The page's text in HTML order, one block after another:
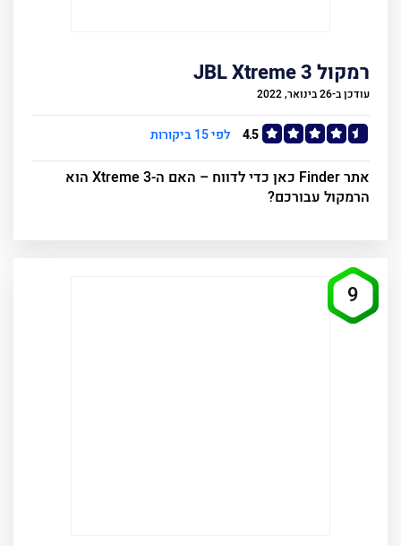
רמקול JBL Xtreme 3
עודכן ב-26 בינואר, 2022
4.5 לפי 15 ביקורות
אתר Finder כאן כדי לדווח – האם ה-Xtreme 3 הוא
הרמקול עבורכם?
9